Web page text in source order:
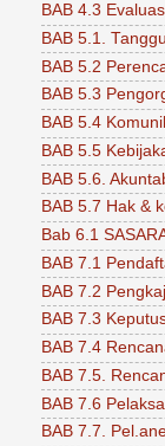
BAB 4.3
BAB 5.1.
BAB 5.2
BAB 5.3
BAB 5.4
BAB 5.5
BAB 5.6.
BAB 5.7 Hak &
Bab 6.1
BAB 7.1
BAB 7.2
BAB 7.3
BAB 7.4
BAB 7.5.
BAB 7.6
BAB 7.7.